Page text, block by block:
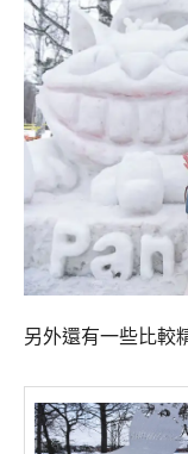
另外還有一些比較